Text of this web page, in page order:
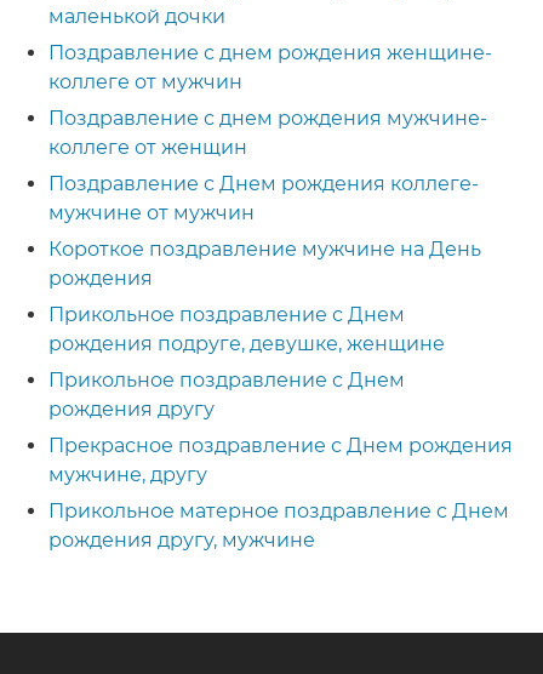
маленькой дочки
Поздравление с днем рождения женщине-
коллеге от мужчин
Поздравление с днем рождения мужчине-
коллеге от женщин
Поздравление с Днем рождения коллеге-
мужчине от мужчин
Короткое поздравление мужчине на День
рождения
Прикольное поздравление с Днем
рождения подруге, девушке, женщине
Прикольное поздравление с Днем
рождения другу
Прекрасное поздравление с Днем рождения
мужчине, другу
Прикольное матерное поздравление с Днем
рождения другу, мужчине